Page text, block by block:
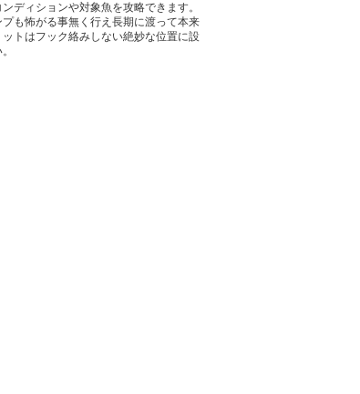
ディションや対象魚を攻略できます。
も怖がる事無く行え長期に渡って本来
トはフック絡みしない絶妙な位置に設